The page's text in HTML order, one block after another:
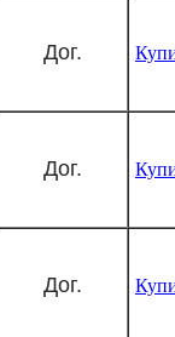
Дог.
Дог.
Дог.